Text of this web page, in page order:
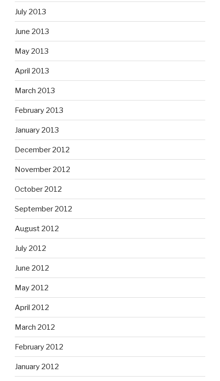
July 2013
June 2013
May 2013
April 2013
March 2013
February 2013
January 2013
December 2012
November 2012
October 2012
September 2012
August 2012
July 2012
June 2012
May 2012
April 2012
March 2012
February 2012
January 2012